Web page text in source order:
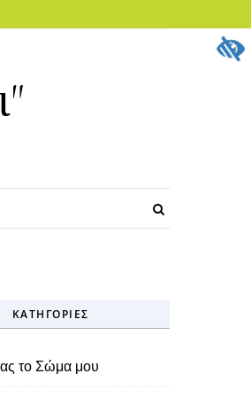
ΚΑΤΗΓΟΡΊΕΣ
το Σώμα μου